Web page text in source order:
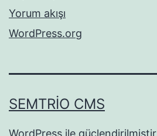
Yorum akışı
WordPress.org
SEMTRIO CMS
WordPress ile güçlendirilmiştir.